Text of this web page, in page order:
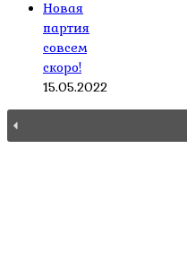
Новая
партия
совсем
скоро!
15.05.2022